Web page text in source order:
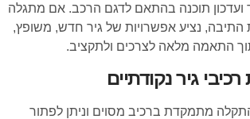
ועדכון תוכנה בהתאם לדגם הרכב. אם מתגלה
נציע אפשרויות של גיר חדש, משופץ,
התאמה מלאה לצרכים ולתקציב.
גיר נקודתיים
מתמקדת ברכיב מסוים וניתן לפתור